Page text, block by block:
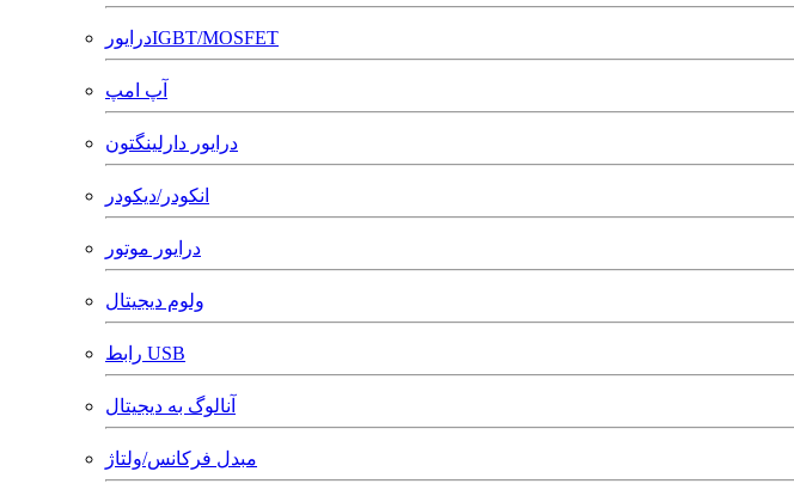
درایورIGBT/MOSFET
آپ امپ
درایور دارلینگتون
انکودر/دیکودر
درایور موتور
ولوم دیجیتال
رابط USB
آنالوگ به دیجیتال
مبدل فرکانس/ولتاژ